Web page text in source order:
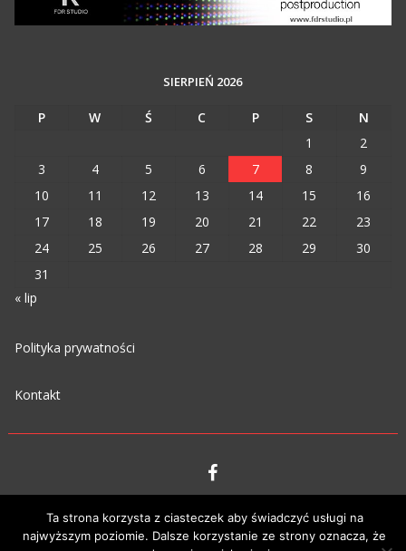
SIERPIEŃ 2026
P W Ś C P S
N
1
2
3
4 5 6 7 8
9
10
11 12 13 14 15
16
17
18 19 20 21 22
23
24
25 26 27 28 29
30
31
« lip
Polityka prywatności
Kontakt
Ta strona korzysta z ciasteczek aby świadczyć usługi na
najwyższym poziomie. Dalsze korzystanie ze strony oznacza, że